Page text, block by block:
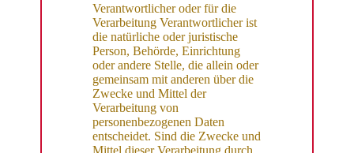
Verantwortlicher oder für die
Verarbeitung Verantwortlicher ist
die natürliche oder juristische
Person, Behörde, Einrichtung
oder andere Stelle, die allein oder
gemeinsam mit anderen über die
Zwecke und Mittel der
Verarbeitung von
personenbezogenen Daten
entscheidet. Sind die Zwecke und
Mittel dieser Verarbeitung durch